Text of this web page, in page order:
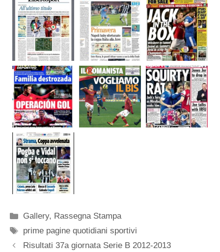
Categorie
Gallery, Rassegna Stampa
Tag
prime pagine quotidiani sportivi
Risultati 37a giornata Serie B 2012-2013